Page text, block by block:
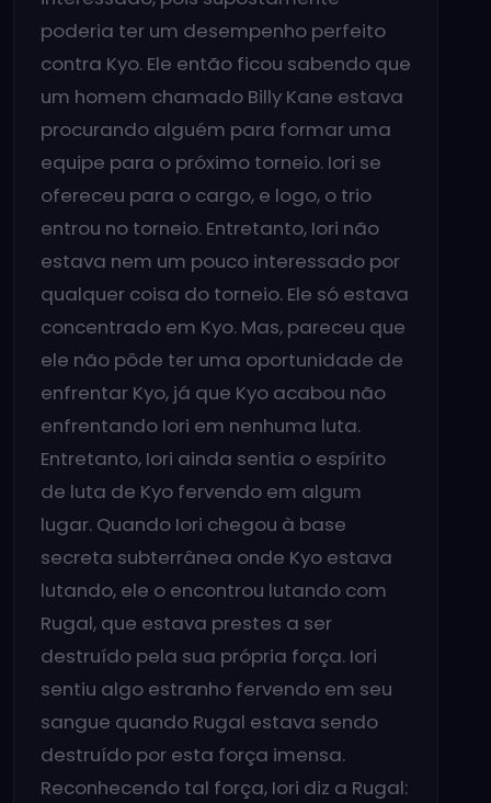
poderia ter um desempenho perfeito
contra Kyo. Ele então ficou sabendo que
um homem chamado Billy Kane estava
procurando alguém para formar uma
equipe para o próximo torneio. Iori se
ofereceu para o cargo, e logo, o trio
entrou no torneio. Entretanto, Iori não
estava nem um pouco interessado por
qualquer coisa do torneio. Ele só estava
concentrado em Kyo. Mas, pareceu que
ele não pôde ter uma oportunidade de
enfrentar Kyo, já que Kyo acabou não
enfrentando Iori em nenhuma luta.
Entretanto, Iori ainda sentia o espírito
de luta de Kyo fervendo em algum
lugar. Quando Iori chegou à base
secreta subterrânea onde Kyo estava
lutando, ele o encontrou lutando com
Rugal, que estava prestes a ser
destruído pela sua própria força. Iori
sentiu algo estranho fervendo em seu
sangue quando Rugal estava sendo
destruído por esta força imensa.
Reconhecendo tal força, Iori diz a Rugal: